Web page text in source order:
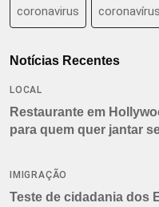
coronavirus coronavírus
Notícias Recentes
LOCAL
Restaurante em
para quem quer jantar
IMIGRAÇÃO
Teste de cidadania dos